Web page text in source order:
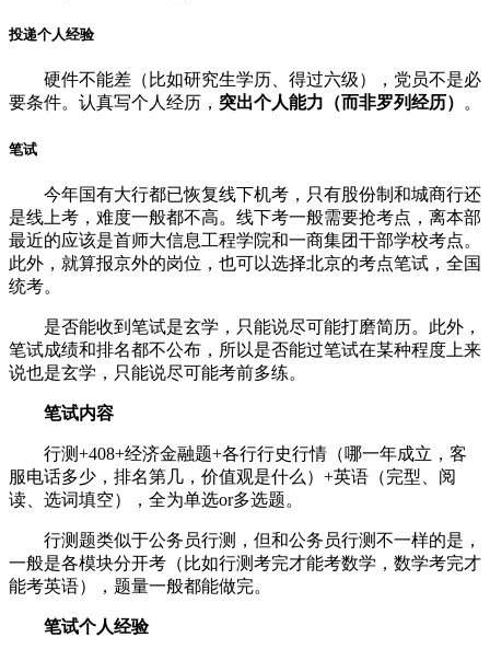
投递个人经验
硬件不能差（比如研究生学历、得过六级），党员不是必
要条件。认真写个人经历， 突出个人能力（而非罗列经历） 。
笔试
今年国有大行都已恢复线下机考，只有股份制和城商行还
是线上考，难度一般都不高。线下考一般需要抢考点，离本部
最近的应该是首师大信息工程学院和一商集团干部学校考点。
此外，就算报京外的岗位，也可以选择北京的考点笔试，全国
统考。
是否能收到笔试是玄学，只能说尽可能打磨简历。此外，
笔试成绩和排名都不公布，所以是否能过笔试在某种程度上来
说也是玄学，只能说尽可能考前多练。
笔试内容
行测+408+经济金融题+各行行史行情（哪一年成立，客
服电话多少，排名第几，价值观是什么）+英语（完型、阅
读、选词填空），全为单选or多选题。
行测题类似于公务员行测，但和公务员行测不一样的是，
一般是各模块分开考（比如行测考完才能考数学，数学考完才
能考英语），题量一般都能做完。
笔试个人经验